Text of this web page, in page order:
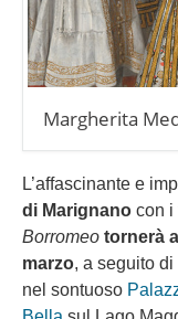
Margherita
L’affascinante e
di Marignano con i
Borromeo tornerà
marzo, a seguito
nel sontuoso